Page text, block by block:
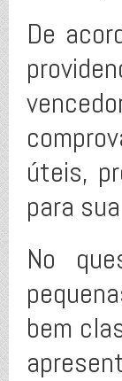
De
úteis,
para
No
bem